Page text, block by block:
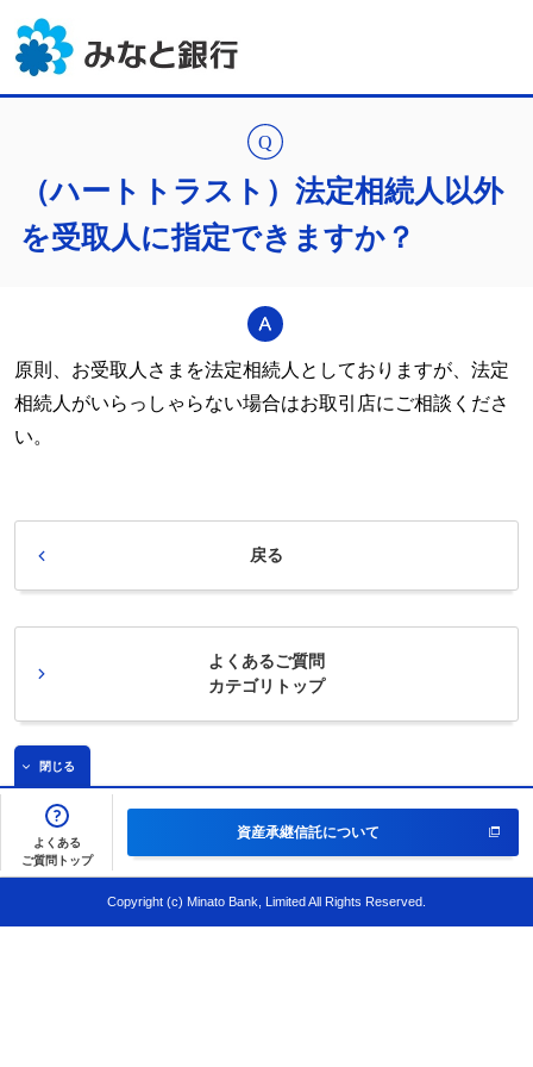
（ハートトラスト）法定相続人以外
を受取人に指定できますか？
原則、お受取人さまを法定相続人としておりますが、法定
相続人がいらっしゃらない場合はお取引店にご相談くださ
い。
戻る
よくあるご質問
カテゴリトップ
閉じる
よくある
ご質問トップ
資産承継信託について
Copyright (c) Minato Bank, Limited All Rights Reserved.